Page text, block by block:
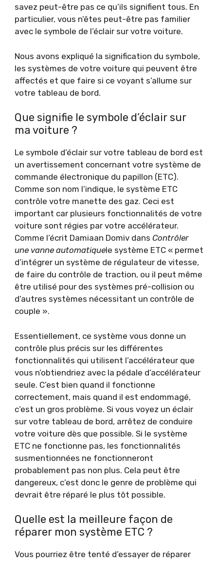
savez peut-être pas ce qu’ils signifient tous. En
particulier, vous n’êtes peut-être pas familier
avec le symbole de l’éclair sur votre voiture.
Nous avons expliqué la signification du symbole,
les systèmes de votre voiture qui peuvent être
affectés et que faire si ce voyant s’allume sur
votre tableau de bord.
Que signifie le symbole d’éclair sur
ma voiture ?
Le symbole d’éclair sur votre tableau de bord est
un avertissement concernant votre système de
commande électronique du papillon (ETC).
Comme son nom l’indique, le système ETC
contrôle votre manette des gaz. Ceci est
important car plusieurs fonctionnalités de votre
voiture sont régies par votre accélérateur.
Comme l’écrit Damiaan Domiv dans Contrôler
une vanne automatiquele système ETC « permet
d’intégrer un système de régulateur de vitesse,
de faire du contrôle de traction, ou il peut même
être utilisé pour des systèmes pré-collision ou
d’autres systèmes nécessitant un contrôle de
couple ».
Essentiellement, ce système vous donne un
contrôle plus précis sur les différentes
fonctionnalités qui utilisent l’accélérateur que
vous n’obtiendriez avec la pédale d’accélérateur
seule. C’est bien quand il fonctionne
correctement, mais quand il est endommagé,
c’est un gros problème. Si vous voyez un éclair
sur votre tableau de bord, arrêtez de conduire
votre voiture dès que possible. Si le système
ETC ne fonctionne pas, les fonctionnalités
susmentionnées ne fonctionneront
probablement pas non plus. Cela peut être
dangereux, c’est donc le genre de problème qui
devrait être réparé le plus tôt possible.
Quelle est la meilleure façon de
réparer mon système ETC ?
Vous pourriez être tenté d’essayer de réparer